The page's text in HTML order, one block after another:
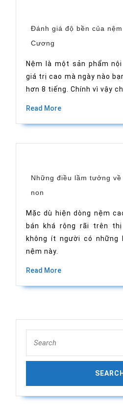
Đánh giá độ bền của
Cương
bền
của
nệm
cao
su
Cương
Nệm là một sản phẩm
giá trị cao mà ngày nào
hơn 8 tiếng. Chính vì vậy
Read MoreRead
Những điều lầm tưởng
non
tưởng
về
dòng
cao
su
non
Mặc dù hiện dòng nệm
bán khá rộng rãi trên
không ít người có những
nệm này.
Read MoreRead
for: